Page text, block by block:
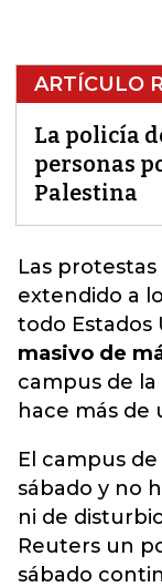
ARTÍCULO
La policía
personas
Palestina
Las
extendido a
todo Estados
masivo de
campus de
hace más de
El campus
sábado y no
ni de
Reuters un
sábado